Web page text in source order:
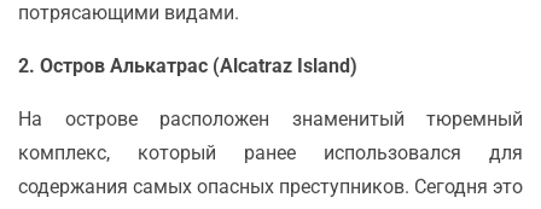
потрясающими видами.
2. Остров Алькатрас (Alcatraz Island)
На острове расположен знаменитый тюремный
комплекс, который ранее использовался для
содержания самых опасных преступников. Сегодня это